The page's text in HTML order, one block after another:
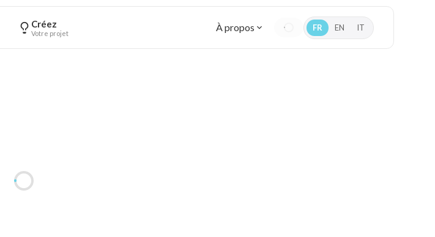
Créez
Votre projet À propos FR EN IT